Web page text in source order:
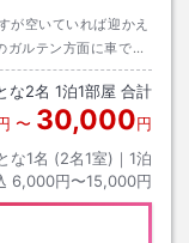
が空いていれば迎かえ
ガルテン方面に車で１
。２０分で来れます。
な2名 1泊1部屋 合計
〜 30,000円
な1名 (2名1室)｜ 1泊
6,000円〜15,000円